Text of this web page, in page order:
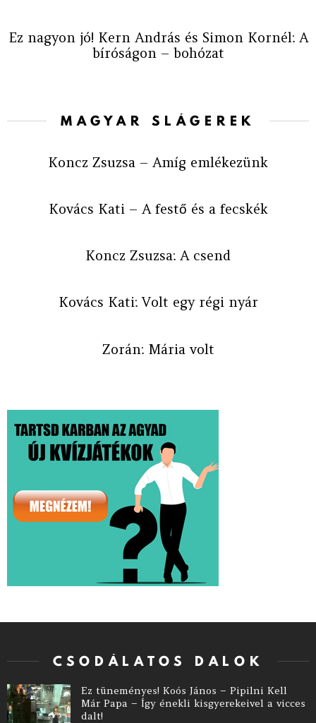
Ez nagyon jó! Kern András és Simon Kornél: A
bíróságon – bohózat
MAGYAR SLÁGEREK
Koncz Zsuzsa – Amíg emlékezünk
Kovács Kati – A festő és a fecskék
Koncz Zsuzsa: A csend
Kovács Kati: Volt egy régi nyár
Zorán: Mária volt
CSODÁLATOS DALOK
Ez tüneményes! Koós János – Pipilni Kell
Már Papa – Így énekli kisgyerekeivel a vicces
dalt!